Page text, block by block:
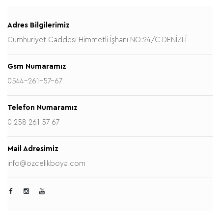
Adres Bilgilerimiz
Cumhuriyet Caddesi Himmetli İşhanı NO:24/C DENİZLİ
Gsm Numaramız
0544-261-57-67
Telefon Numaramız
0 258 261 57 67
Mail Adresimiz
info@ozcelikboya.com